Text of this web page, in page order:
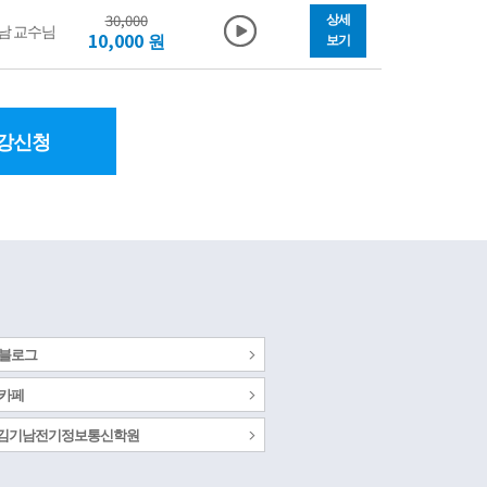
교수님 30,000
10,000원
상세
보기
신청
로그
페
기남전기정보통신학원